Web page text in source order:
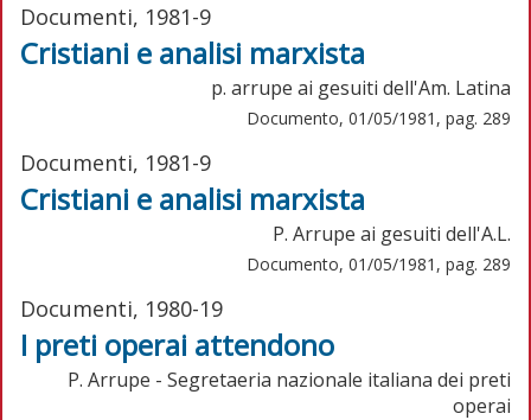
Documenti, 1981-9
Cristiani e analisi marxista
p. arrupe ai gesuiti dell'Am. Latina
Documento, 01/05/1981, pag. 289
Documenti, 1981-9
Cristiani e analisi marxista
P. Arrupe ai gesuiti dell'A.L.
Documento, 01/05/1981, pag. 289
Documenti, 1980-19
I preti operai attendono
P. Arrupe - Segretaeria nazionale italiana dei preti
operai